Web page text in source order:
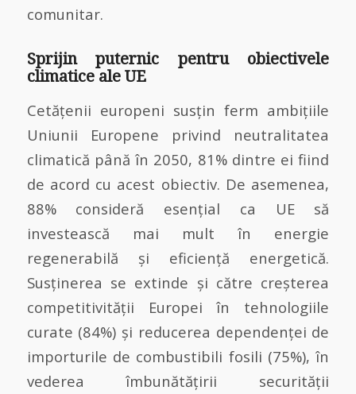
comunitar.
Sprijin puternic pentru obiectivele
climatice ale UE
Cetățenii europeni susțin ferm ambițiile
Uniunii Europene privind neutralitatea
climatică până în 2050, 81% dintre ei fiind
de acord cu acest obiectiv. De asemenea,
88% consideră esențial ca UE să
investească mai mult în energie
regenerabilă și eficiență energetică.
Susținerea se extinde și către creșterea
competitivității Europei în tehnologiile
curate (84%) și reducerea dependenței de
importurile de combustibili fosili (75%), în
vederea îmbunătățirii securității